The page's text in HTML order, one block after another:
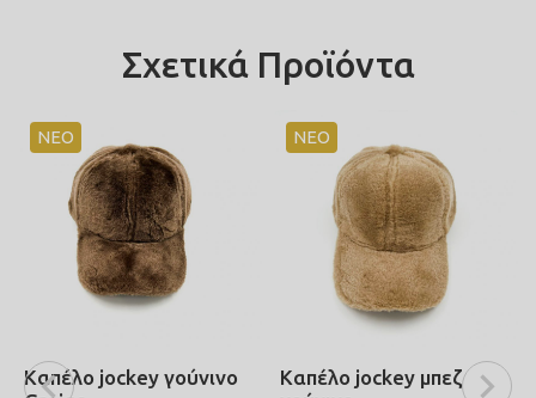
Σχετικά Προϊόντα
ΝΕΟ
Καπέλο jockey γούνινο
ΝΕΟ
Καπέλο jockey μπεζ